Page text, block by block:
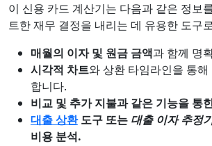
이 신용 카드 계산기는 다음과 같은 정보
트한 재무 결정을 내리는 데 유용한 도구
매월의 이자 및 원금 금액과 함께 명
시각적 차트와 상환 타임라인을 통
합니다.
비교 및 추가 지불과 같은 기능을 통
대출 상환도구 또는 대출 이자 추정
비용 분석.